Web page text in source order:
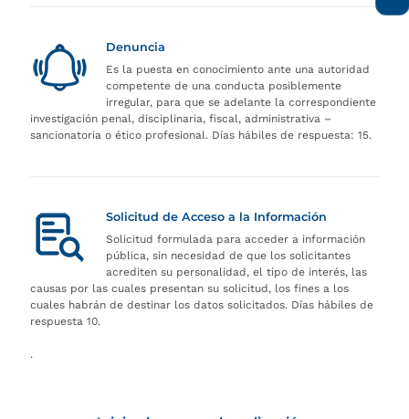
Denuncia
Es la puesta en conocimiento ante una autoridad
competente de una conducta posiblemente
irregular, para que se adelante la correspondiente
investigación penal, disciplinaria, fiscal, administrativa –
sancionatoria o ético profesional. Días hábiles de respuesta: 15.
Solicitud de Acceso a la Información
Solicitud formulada para acceder a información
pública, sin necesidad de que los solicitantes
acrediten su personalidad, el tipo de interés, las
causas por las cuales presentan su solicitud, los fines a los
cuales habrán de destinar los datos solicitados. Días hábiles de
respuesta 10.
.